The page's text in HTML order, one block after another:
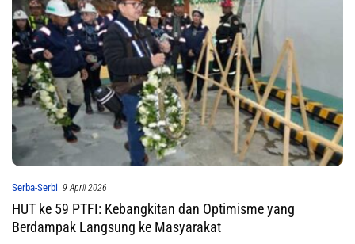
Serba-Serbi 9 April 2026
HUT ke 59 PTFI: Kebangkitan dan Optimisme yang
Berdampak Langsung ke Masyarakat